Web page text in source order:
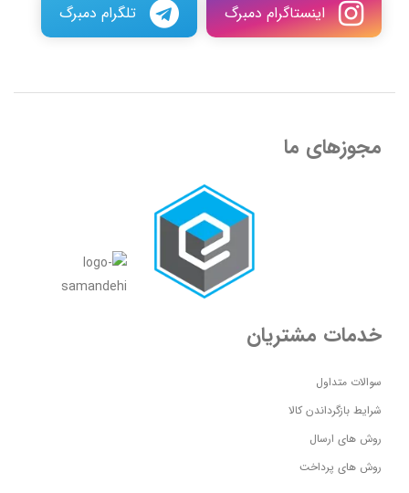
اینستاگرام دمبرگ تلگرام دمبرگ
مجوزهای ما
خدمات مشتریان
سوالات متداول
شرایط بازگرداندن کالا
روش های ارسال
روش های پرداخت